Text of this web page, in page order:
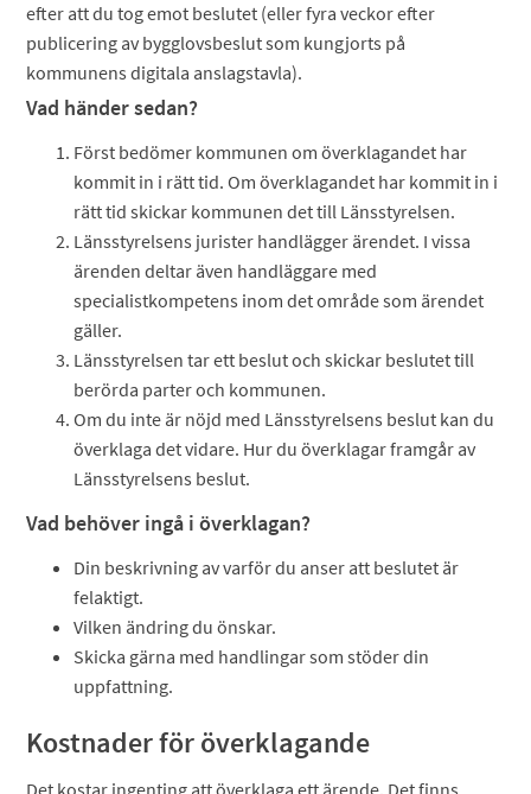
efter att du tog emot beslutet (eller fyra veckor efter
publicering av bygglovsbeslut som kungjorts på
kommunens digitala anslagstavla).
Vad händer sedan?
Först bedömer kommunen om överklagandet har
kommit in i rätt tid. Om överklagandet har kommit in i
rätt tid skickar kommunen det till Länsstyrelsen.
Länsstyrelsens jurister handlägger ärendet. I vissa
ärenden deltar även handläggare med
specialistkompetens inom det område som ärendet
gäller.
Länsstyrelsen tar ett beslut och skickar beslutet till
berörda parter och kommunen.
Om du inte är nöjd med Länsstyrelsens beslut kan du
överklaga det vidare. Hur du överklagar framgår av
Länsstyrelsens beslut.
Vad behöver ingå i överklagan?
Din beskrivning av varför du anser att beslutet är
felaktigt.
Vilken ändring du önskar.
Skicka gärna med handlingar som stöder din
uppfattning.
Kostnader för överklagande
Det kostar ingenting att överklaga ett ärende. Det finns